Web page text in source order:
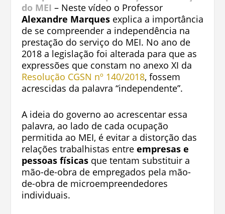
do MEI – Neste vídeo o Professor
Alexandre Marquesexplica a importância
de se compreender a independência na
prestação do serviço do MEI. No ano de
2018 a legislação foi alterada para que as
expressões que constam no anexo XI da
Resolução CGSN nº 140/2018, fossem
acrescidas da palavra “independente”.
A ideia do governo ao acrescentar essa
palavra, ao lado de cada ocupação
permitida ao MEI, é evitar a distorção das
relações trabalhistas entre empresas e
pessoas físicasque tentam substituir a
mão-de-obra de empregados pela mão-
de-obra de microempreendedores
individuais.